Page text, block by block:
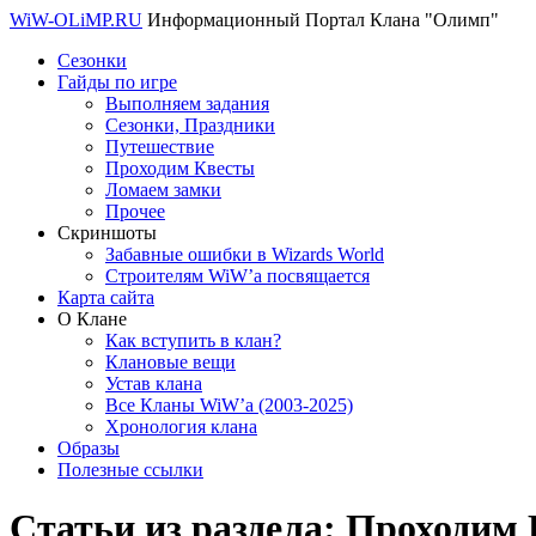
WiW-OLiMP.RU Информационный Портал Клана "Олимп"
Сезонки
Гайды по игре
Выполняем задания
Сезонки, Праздники
Путешествие
Проходим Квесты
Ломаем замки
Прочее
Скриншоты
Забавные ошибки в Wizards World
Строителям WiW’a посвящается
Карта сайта
О Клане
Как вступить в клан?
Клановые вещи
Устав клана
Все Кланы WiW’a (2003-2025)
Хронология клана
Образы
Полезные ссылки